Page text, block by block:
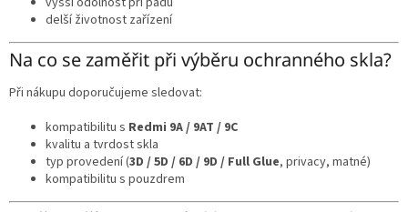
delší životnost zařízení
Na co se zaměřit při výběru ochranného skla?
Při nákupu doporučujeme sledovat:
kompatibilitu s Redmi 9A / 9AT / 9C
kvalitu a tvrdost skla
typ provedení (3D / 5D / 6D / 9D / Full Glue, privacy, matné)
kompatibilitu s pouzdrem